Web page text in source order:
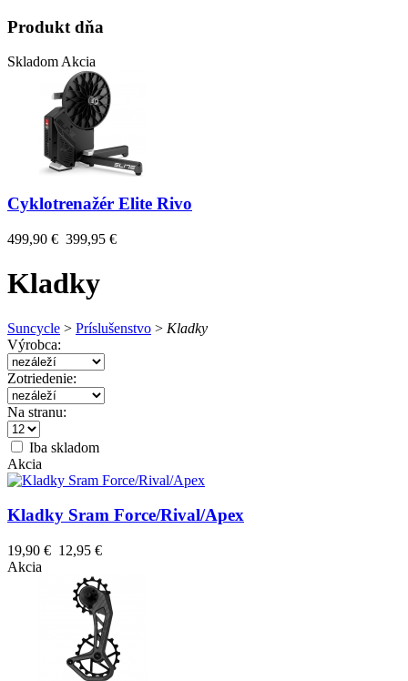
Produkt dňa
SkladomAkcia
Cyklotrenažér Elite Rivo
499,90 € 399,95 €
Kladky
Suncycle > Príslušenstvo > Kladky
Výrobca:
Zotriedenie:
Na stranu:
Iba skladom
Akcia
Kladky Sram Force/Rival/Apex
19,90 € 12,95 €
Akcia